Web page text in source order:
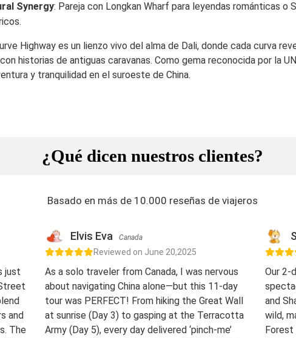
Synergy: Pareja con Longkan Wharf para leyendas románticas o
Highway es un lienzo vivo del alma de Dali, donde cada curva
historias de antiguas caravanas. Como gema reconocida por la
y tranquilidad en el suroeste de China.
¿Qué dicen nuestros clientes?
Basado en más de 10.000 reseñas de viajeros
just
and
The
Elvis Eva Canada
Reviewed on June 20,2025
As a solo traveler from Canada, I was nervous
about navigating China alone—but this 11-day
tour was PERFECT! From hiking the Great Wall
at sunrise (Day 3) to gasping at the Terracotta
Army (Day 5), every day delivered ‘pinch-me’
Our 2-
and
wild,
Forest